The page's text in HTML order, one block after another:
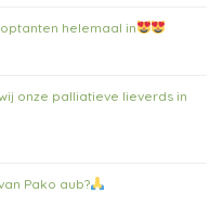
helemaal in
onze palliatieve lieverds in
Pako aub?